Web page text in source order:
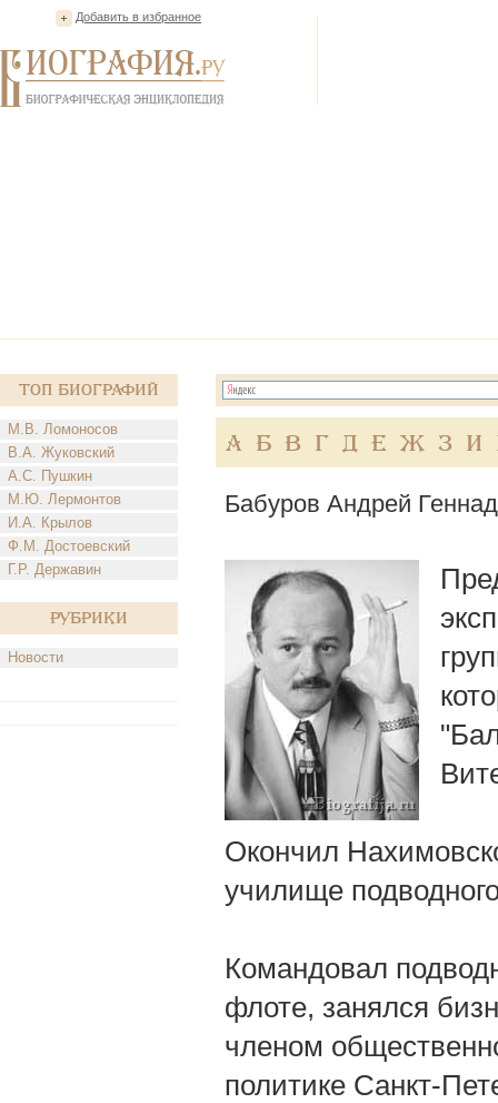
Добавить в избранное
Топ Биографий
М.В. Ломоносов
В.А. Жуковский
А.С. Пушкин
М.Ю. Лермонтов
И.А. Крылов
Ф.М. Достоевский
Г.Р. Державин
Рубрики
Новости
А Б В Г Д Е Ж З И
Бабуров Андрей
Окончил
училище
Командовал
флоте, занялся
членом
политике Санкт-